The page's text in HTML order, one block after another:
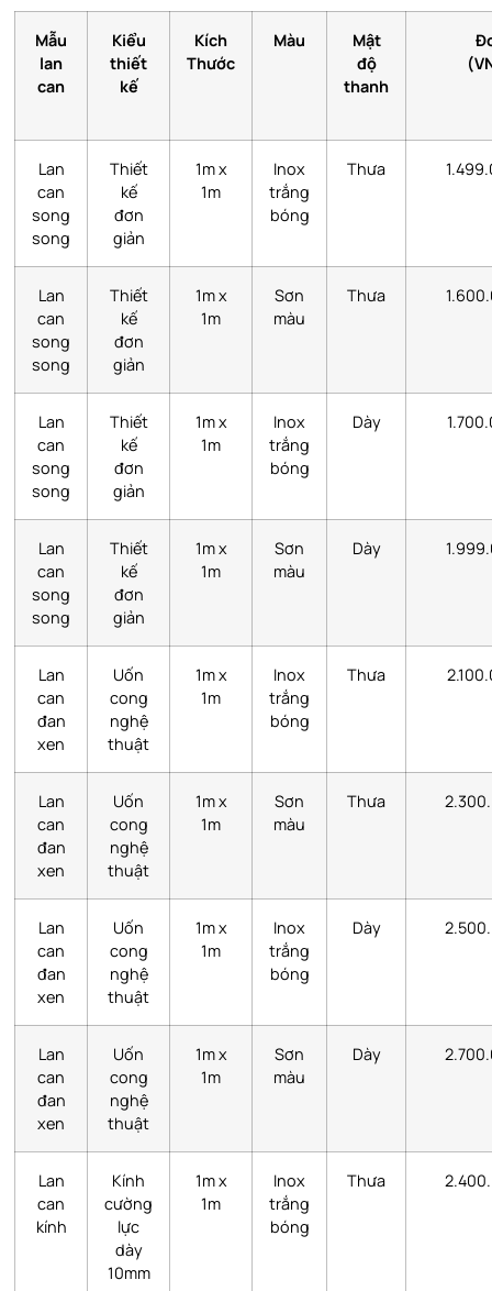
Mẫu
lan
can
Kiểu
thiết
kế
Kích
Thước
Màu
Mật
độ
thanh
Lan
can
song
song
Thiết
kế
đơn
giản
1m x
1m
Inox
trắng
bóng
Thưa
Lan
can
song
song
Thiết
kế
đơn
giản
1m x
1m
Sơn
màu
Thưa
Lan
can
song
song
Thiết
kế
đơn
giản
1m x
1m
Inox
trắng
bóng
Dày
Lan
can
song
song
Thiết
kế
đơn
giản
1m x
1m
Sơn
màu
Dày
Lan
can
đan
xen
Uốn
cong
nghệ
thuật
1m x
1m
Inox
trắng
bóng
Thưa
Lan
can
đan
xen
Uốn
cong
nghệ
thuật
1m x
1m
Sơn
màu
Thưa
Lan
can
đan
xen
Uốn
cong
nghệ
thuật
1m x
1m
Inox
trắng
bóng
Dày
Lan
can
đan
xen
Uốn
cong
nghệ
thuật
1m x
1m
Sơn
màu
Dày
Lan
can
kính
Kính
cường
lực
dày
10mm
1m x
1m
Inox
trắng
bóng
Thưa